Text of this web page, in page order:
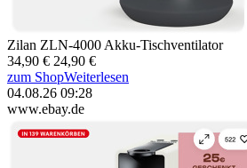
Zilan ZLN-4000 Akku-Tischventilator
34,90 € 24,90 €
zum ShopWeiterlesen
04.08.26 09:28
www.ebay.de